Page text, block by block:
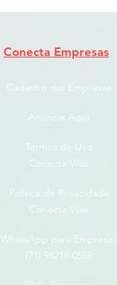
Conecta Empresas
Cadastro das Empresas
Anuncie Aqui
Termos de Uso
Conecta Vilas
Politica de Privacidade
Conecta Vilas
WhatsApp para Empresas
(71) 98219-0559